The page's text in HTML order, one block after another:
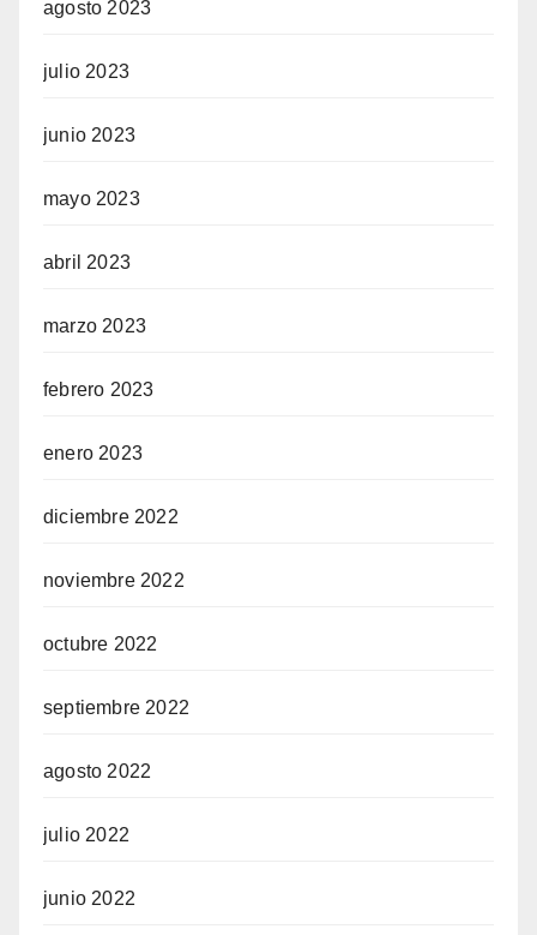
agosto 2023
julio 2023
junio 2023
mayo 2023
abril 2023
marzo 2023
febrero 2023
enero 2023
diciembre 2022
noviembre 2022
octubre 2022
septiembre 2022
agosto 2022
julio 2022
junio 2022